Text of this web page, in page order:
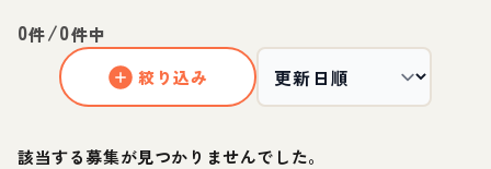
0件/0件中
絞り込み
該当する募集が見つかりませんでした。